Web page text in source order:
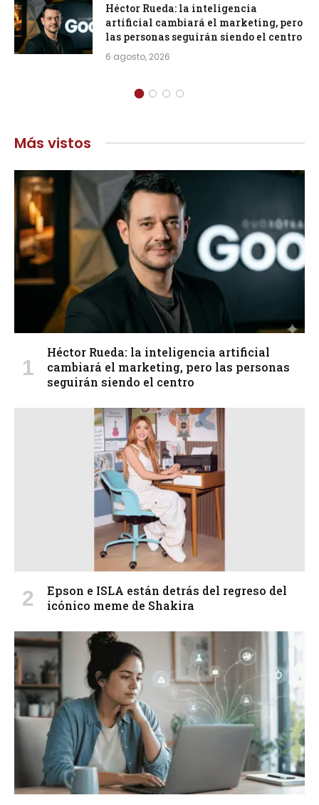
Héctor Rueda: la inteligencia
artificial cambiará el marketing, pero
las personas seguirán siendo el centro
6 agosto, 2026
Más vistos
Héctor Rueda: la inteligencia artificial
cambiará el marketing, pero las personas
seguirán siendo el centro
Epson e ISLA están detrás del regreso del
icónico meme de Shakira